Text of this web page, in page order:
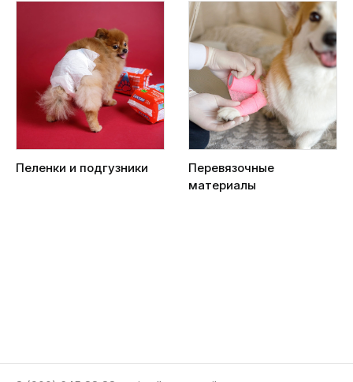
Пеленки и подгузники
Перевязочные
материалы